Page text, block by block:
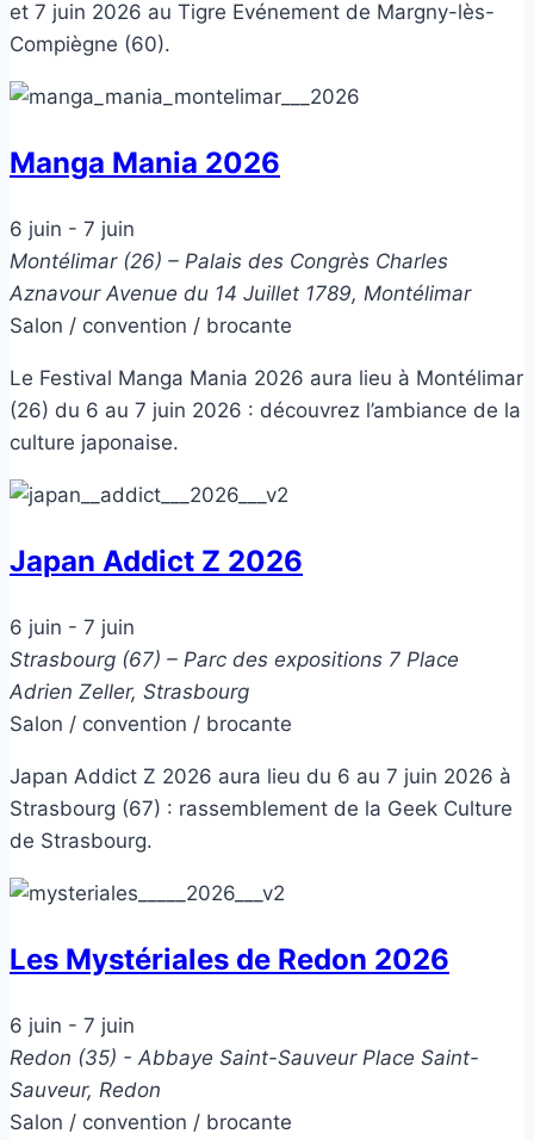
et 7 juin 2026 au Tigre Evénement de Margny-lès-
Compiègne (60).
Manga Mania 2026
6 juin - 7 juin
Montélimar (26) – Palais des Congrès Charles
Aznavour Avenue du 14 Juillet 1789, Montélimar
Salon / convention / brocante
Le Festival Manga Mania 2026 aura lieu à Montélimar
(26) du 6 au 7 juin 2026 : découvrez l’ambiance de la
culture japonaise.
Japan Addict Z 2026
6 juin - 7 juin
Strasbourg (67) – Parc des expositions 7 Place
Adrien Zeller, Strasbourg
Salon / convention / brocante
Japan Addict Z 2026 aura lieu du 6 au 7 juin 2026 à
Strasbourg (67) : rassemblement de la Geek Culture
de Strasbourg.
Les Mystériales de Redon 2026
6 juin - 7 juin
Redon (35) - Abbaye Saint-Sauveur Place Saint-
Sauveur, Redon
Salon / convention / brocante